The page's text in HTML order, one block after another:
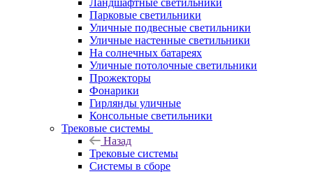
Ландшафтные светильники
Парковые светильники
Уличные подвесные светильники
Уличные настенные светильники
На солнечных батареях
Уличные потолочные светильники
Прожекторы
Фонарики
Гирлянды уличные
Консольные светильники
Трековые системы
Назад
Трековые системы
Системы в сборе